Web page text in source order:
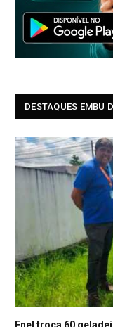
DESTAQUES EMBU